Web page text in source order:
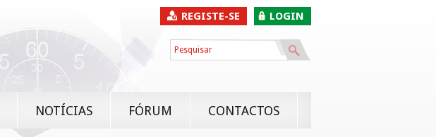
LOGIN
REGISTE-SE
NOTÍCIAS FÓRUM CONTACTOS